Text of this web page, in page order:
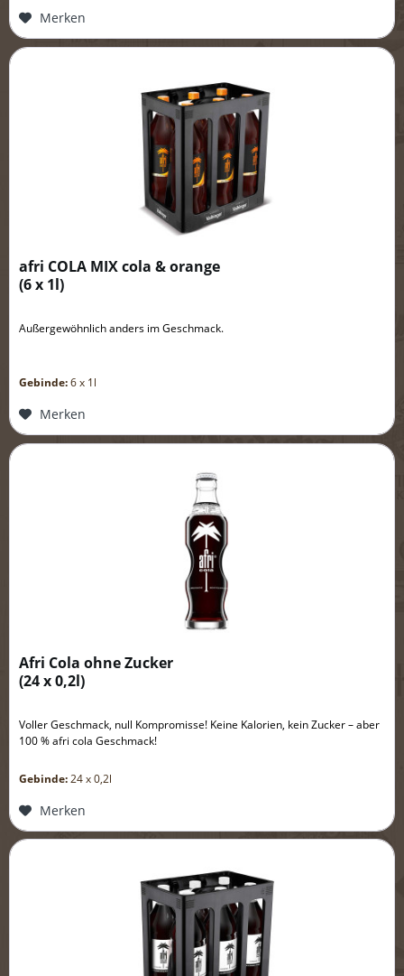
Merken
afri COLA MIX cola & orange
(6 x 1l)
Außergewöhnlich anders im Geschmack.
Gebinde:6 x 1l
Merken
Afri Cola ohne Zucker
(24 x 0,2l)
Voller Geschmack, null Kompromisse! Keine Kalorien, kein Zucker – aber
100 % afri cola Geschmack!
Gebinde:24 x 0,2l
Merken